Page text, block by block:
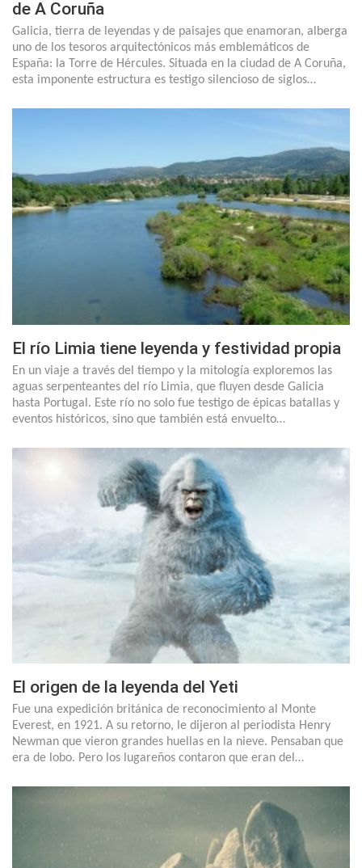
de A Coruña
Galicia, tierra de leyendas y de paisajes que enamoran, alberga
uno de los tesoros arquitectónicos más emblemáticos de
España: la Torre de Hércules. Situada en la ciudad de A Coruña,
esta imponente estructura es testigo silencioso de siglos…
El río Limia tiene leyenda y festividad propia
En un viaje a través del tiempo y la mitología exploremos las
aguas serpenteantes del río Limia, que fluyen desde Galicia
hasta Portugal. Este río no solo fue testigo de épicas batallas y
eventos históricos, sino que también está envuelto…
El origen de la leyenda del Yeti
Fue una expedición británica de reconocimiento al Monte
Everest, en 1921. A su retorno, le dijeron al periodista Henry
Newman que vieron grandes huellas en la nieve. Pensaban que
era de lobo. Pero los lugareños contaron que eran del…